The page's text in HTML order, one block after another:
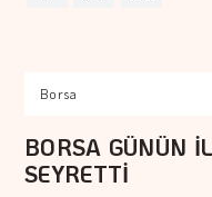
Borsa
BORSA GÜNÜN
SEYRETTİ